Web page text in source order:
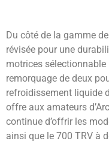
Du côté de la gamme
révisée pour une
motrices sélectionnable
remorquage de deux
refroidissement liquide
offre aux amateurs
continue d’offrir les
ainsi que le 700 TRV à